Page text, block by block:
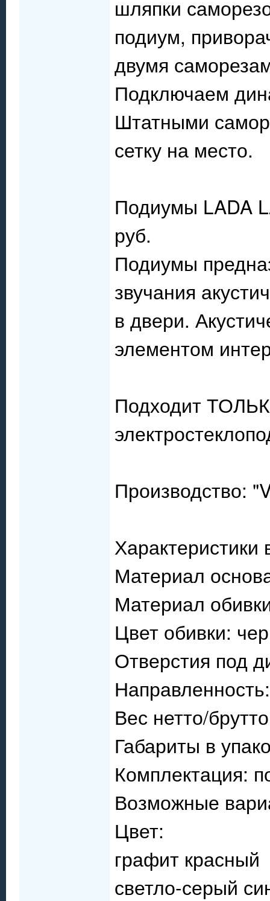
шляпки
подиум,
двумя
Подключаем
Штатными
сетку на место.
Подиумы LADA
руб.
Подиумы
звучания
в двери.
элементом
Подходит
Производство:
Материал
Материал
Цвет обивки:
Отверстия под
Вес нетто/
Габариты в
Комплектация:
Возможные
Цвет:
графит
светло-серый